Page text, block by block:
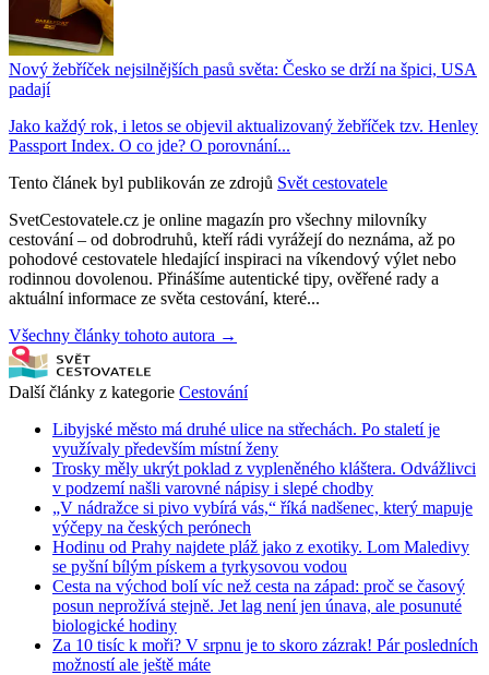
Nový žebříček nejsilnějších pasů světa: Česko se drží na špici, USA
padají
Jako každý rok, i letos se objevil aktualizovaný žebříček tzv. Henley
Passport Index. O co jde? O porovnání...
Tento článek byl publikován ze zdrojů Svět cestovatele
SvetCestovatele.cz je online magazín pro všechny milovníky
cestování – od dobrodruhů, kteří rádi vyrážejí do neznáma, až po
pohodové cestovatele hledající inspiraci na víkendový výlet nebo
rodinnou dovolenou. Přinášíme autentické tipy, ověřené rady a
aktuální informace ze světa cestování, které...
Všechny články tohoto autora →
Další články z kategorie Cestování
Libyjské město má druhé ulice na střechách. Po staletí je
využívaly především místní ženy
Trosky měly ukrýt poklad z vypleněného kláštera. Odvážlivci
v podzemí našli varovné nápisy i slepé chodby
„V nádražce si pivo vybírá vás,“ říká nadšenec, který mapuje
výčepy na českých perónech
Hodinu od Prahy najdete pláž jako z exotiky. Lom Maledivy
se pyšní bílým pískem a tyrkysovou vodou
Cesta na východ bolí víc než cesta na západ: proč se časový
posun neprožívá stejně. Jet lag není jen únava, ale posunuté
biologické hodiny
Za 10 tisíc k moři? V srpnu je to skoro zázrak! Pár posledních
možností ale ještě máte